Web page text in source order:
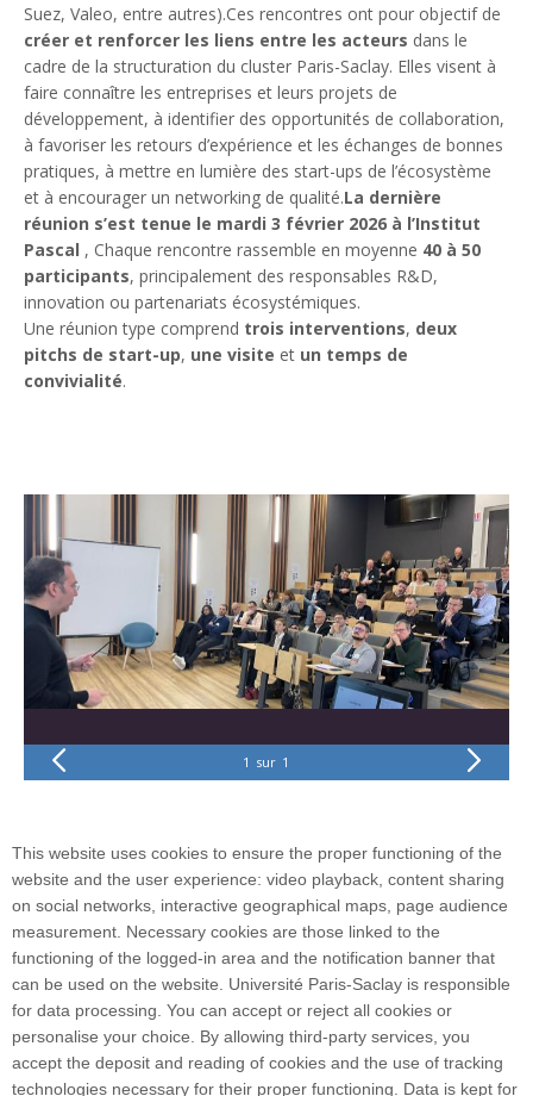
Suez, Valeo, entre autres).Ces rencontres ont pour objectif de
créer et renforcer les liens entre les acteurs dans le
cadre de la structuration du cluster Paris-Saclay. Elles visent à
faire connaître les entreprises et leurs projets de
développement, à identifier des opportunités de collaboration,
à favoriser les retours d’expérience et les échanges de bonnes
pratiques, à mettre en lumière des start-ups de l’écosystème
et à encourager un networking de qualité.La dernière
réunion s’est tenue le mardi 3 février 2026 à l’Institut
Pascal , Chaque rencontre rassemble en moyenne 40 à 50
participants, principalement des responsables R&D,
innovation ou partenariats écosystémiques.
Une réunion type comprend trois interventions, deux
pitchs de start-up, une visite et un temps de
convivialité.
1 sur 1
530 Rue André Rivière, 91400 Orsayinstitut-
pascal@universite-paris-saclay.fr
This website uses cookies to ensure the proper functioning of the
website and the user experience: video playback, content sharing
on social networks, interactive geographical maps, page audience
measurement. Necessary cookies are those linked to the
functioning of the logged-in area and the notification banner that
can be used on the website. Université Paris-Saclay is responsible
for data processing. You can accept or reject all cookies or
personalise your choice. By allowing third-party services, you
accept the deposit and reading of cookies and the use of tracking
technologies necessary for their proper functioning. Data is kept for